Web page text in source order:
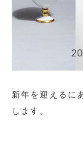
新年を迎えるに
します。